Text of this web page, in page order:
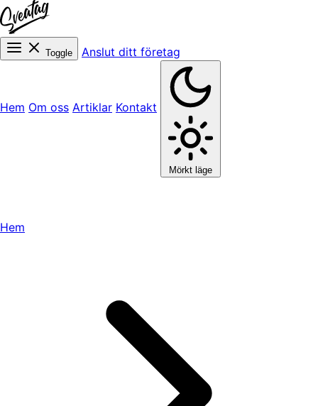
Toggle Anslut ditt företag
Hem Om oss Artiklar Kontakt
Mörkt läge
Hem